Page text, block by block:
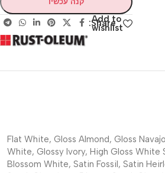
Add to
wishlist
Share:
Flat White, Gloss Almond, Gloss
White, Glossy Ivory, High Gloss White
Blossom White, Satin Fossil, Satin